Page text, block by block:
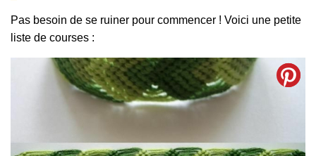
Pas besoin de se ruiner pour commencer ! Voici une petite
liste de courses :